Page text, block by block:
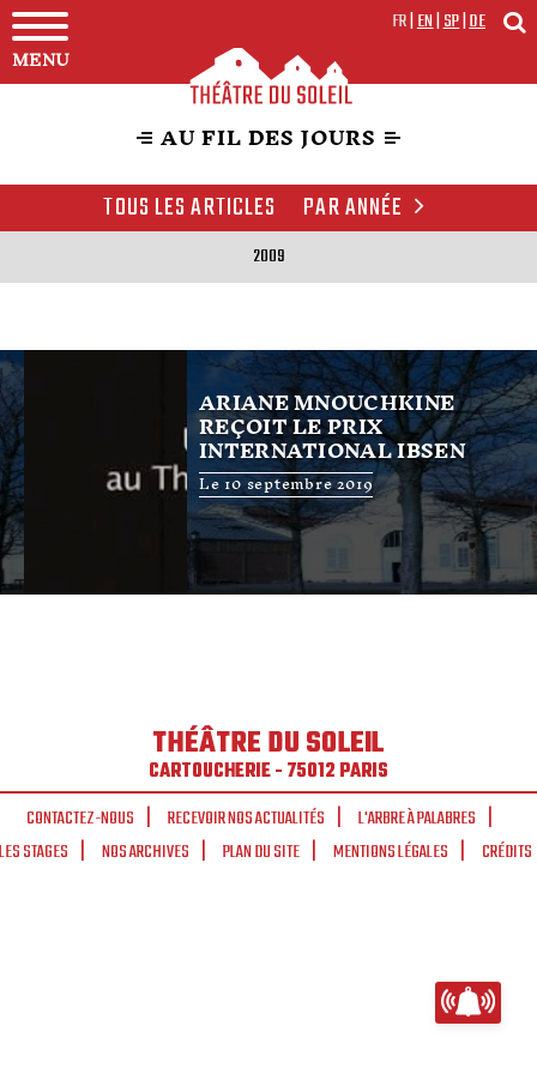
MENU
FR|EN|SP|DE
AU FIL DES JOURS
TOUS LES ARTICLES PAR ANNÉE
2009
ARIANE MNOUCHKINE
REÇOIT LE PRIX
INTERNATIONAL IBSEN
Le 10 septembre 2019
THÉÂTRE DU SOLEIL
CARTOUCHERIE - 75012 PARIS
CONTACTEZ-NOUS
RECEVOIR NOS ACTUALITÉS
L'ARBRE À PALABRES
LES STAGES
NOS ARCHIVES PLAN DU SITE MENTIONS LÉGALES CRÉDITS